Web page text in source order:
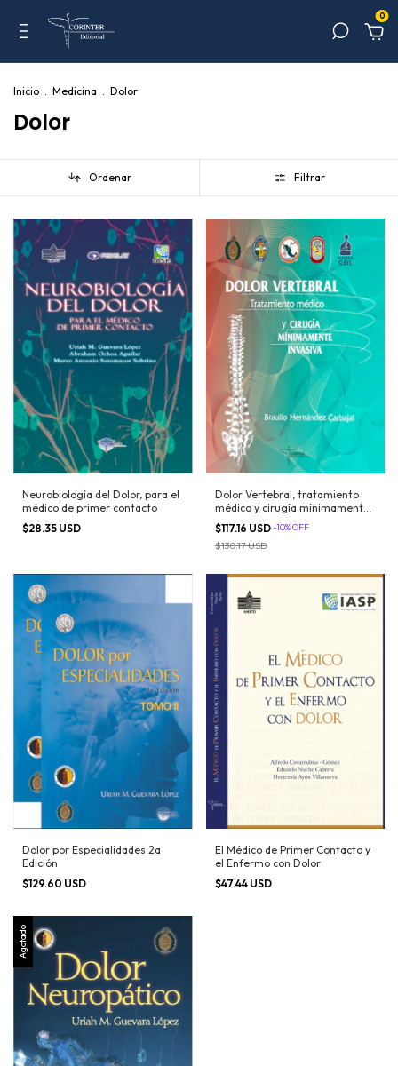
0
Inicio . Medicina . Dolor
Dolor
Ordenar Filtrar
Neurobiología del Dolor, para el
médico de primer contacto
$28.35 USD
Dolor Vertebral, tratamiento
médico y cirugía mínimamente
invasiva
$117.16 USD-10%OFF
$130.17 USD
Dolor por Especialidades 2a
Edición
$129.60 USD
El Médico de Primer Contacto y
el Enfermo con Dolor
$47.44 USD
Agotado